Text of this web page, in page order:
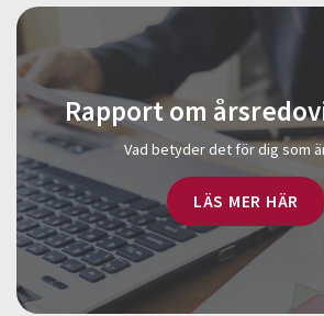
Rapport om
Vad betyder det för dig som
LÄS MER HÄR